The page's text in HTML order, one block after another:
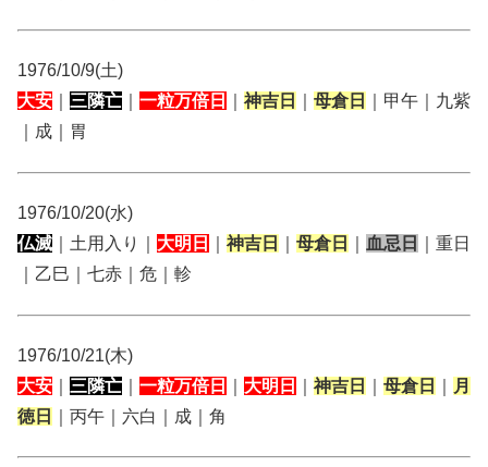
1976/10/9(土)
大安
三隣亡 一粒万倍日 神吉日 母倉日
｜甲午｜九紫
｜成｜胃
1976/10/20(水)
仏滅 ｜土用入り｜ 大明日 神吉日 母倉日 血忌日
｜重日
｜乙巳｜七赤｜危｜軫
1976/10/21(木)
大安
三隣亡 一粒万倍日 大明日 神吉日 母倉日
月
徳日
｜丙午｜六白｜成｜角